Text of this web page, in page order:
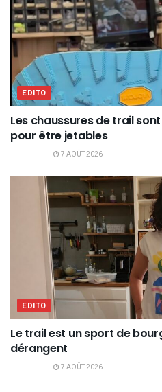
EDITO
Les chaussures de trail
pour être jetables
7 AOÛT 2026
EDITO
Le trail est un sport de
dérangent
7 AOÛT 2026